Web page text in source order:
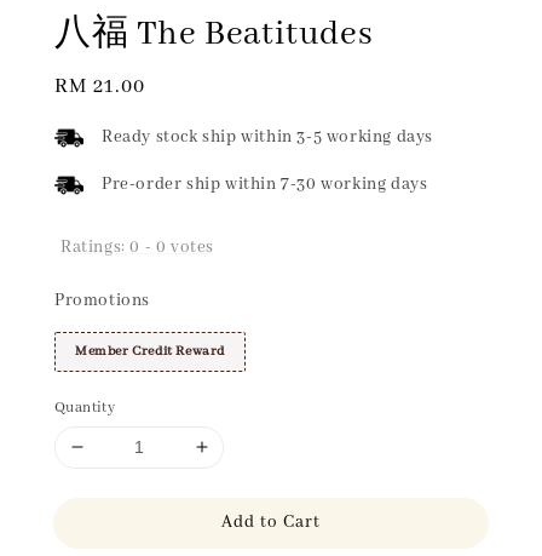
八福 The Beatitudes
Regular
RM 21.00
Ready stock ship within 3-5 working days
Pre-order ship within 7-30 working days
Ratings:0 - 0 votes
Promotions
Member Credit Reward
Quantity
Add to Cart